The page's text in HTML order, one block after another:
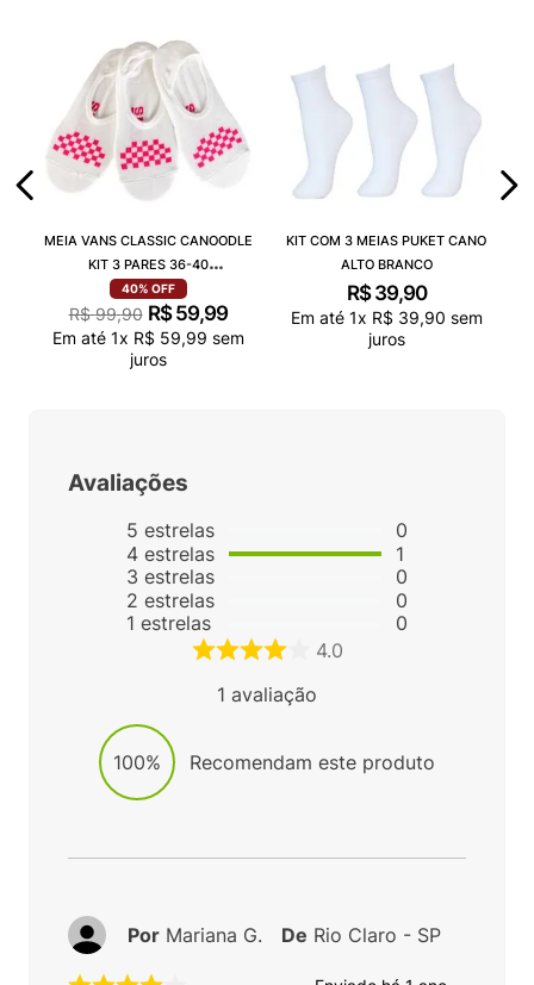
MEIA VANS CLASSIC CANOODLE
KIT 3 PARES 36-40
VN000QCAJU4
40% OFF
R$ 99,90 R$ 59,99
Em até 1x R$ 59,99 sem
juros
KIT COM 3 MEIAS PUKET CANO
ALTO BRANCO
R$ 39,90
Em até 1x R$ 39,90 sem
juros
Avaliações
5 estrelas
4 estrelas
3 estrelas
2 estrelas
1 estrelas
0
1
0
0
0
4.0
1 avaliação
100% Recomendam este produto
Por Mariana G. De Rio Claro - SP